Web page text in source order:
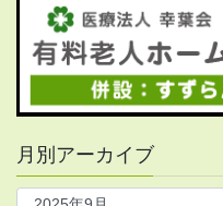
月別アーカイブ